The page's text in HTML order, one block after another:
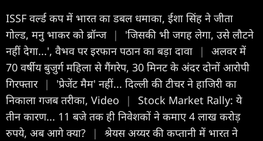
ISSF वर्ल्ड कप में भारत का डबल धमाका, ईशा सिंह ने जीता
गोल्ड, मनु भाकर को ब्रॉन्ज |
'जिसकी भी जगह लेगा, उसे लौटने
नहीं देगा...', वैभव पर इरफान पठान का बड़ा दावा
|
अलवर में
70 वर्षीय बुजुर्ग महिला से गैंगरेप, 30 मिनट के अंदर दोनों आरोपी
गिरफ्तार |
'प्रेजेंट मैम' नहीं... दिल्ली की टीचर ने हाजिरी का
निकाला गजब तरीका, Video
|
Stock Market Rally: ये
तीन कारण... 11 बजे तक ही निवेशकों ने कमाए 4 लाख करोड़
रुपये, अब आगे क्या?
|
श्रेयस अय्यर की कप्तानी में भारत ने